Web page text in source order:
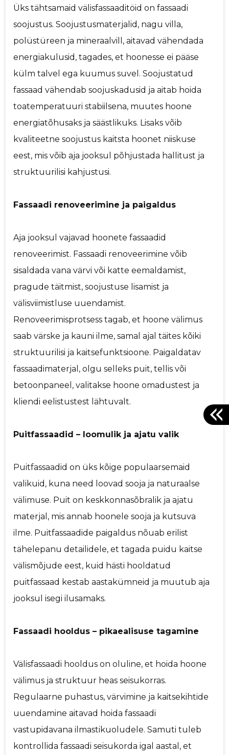
Üks tähtsamaid välisfassaaditöid on fassaadi
soojustus. Soojustusmaterjalid, nagu villa,
polüstüreen ja mineraalvill, aitavad vähendada
energiakulusid, tagades, et hoonesse ei pääse
külm talvel ega kuumus suvel. Soojustatud
fassaad vähendab soojuskadusid ja aitab hoida
toatemperatuuri stabiilsena, muutes hoone
energiatõhusaks ja säästlikuks. Lisaks võib
kvaliteetne soojustus kaitsta hoonet niiskuse
eest, mis võib aja jooksul põhjustada hallitust ja
struktuurilisi kahjustusi.
Fassaadi renoveerimine ja paigaldus
Aja jooksul vajavad hoonete fassaadid
renoveerimist. Fassaadi renoveerimine võib
sisaldada vana värvi või katte eemaldamist,
pragude täitmist, soojustuse lisamist ja
välisviimistluse uuendamist.
Renoveerimisprotsess tagab, et hoone välimus
saab värske ja kauni ilme, samal ajal täites kõiki
struktuurilisi ja kaitsefunktsioone. Paigaldatav
fassaadimaterjal, olgu selleks puit, tellis või
betoonpaneel, valitakse hoone omadustest ja
kliendi eelistustest lähtuvalt.
Puitfassaadid – loomulik ja ajatu valik
Puitfassaadid on üks kõige populaarsemaid
valikuid, kuna need loovad sooja ja naturaalse
välimuse. Puit on keskkonnasõbralik ja ajatu
materjal, mis annab hoonele sooja ja kutsuva
ilme. Puitfassaadide paigaldus nõuab erilist
tähelepanu detailidele, et tagada puidu kaitse
välismõjude eest, kuid hästi hooldatud
puitfassaad kestab aastakümneid ja muutub aja
jooksul isegi ilusamaks.
Fassaadi hooldus – pikaealisuse tagamine
Välisfassaadi hooldus on oluline, et hoida hoone
välimus ja struktuur heas seisukorras.
Regulaarne puhastus, värvimine ja kaitsekihtide
uuendamine aitavad hoida fassaadi
vastupidavana ilmastikuoludele. Samuti tuleb
kontrollida fassaadi seisukorda igal aastal, et